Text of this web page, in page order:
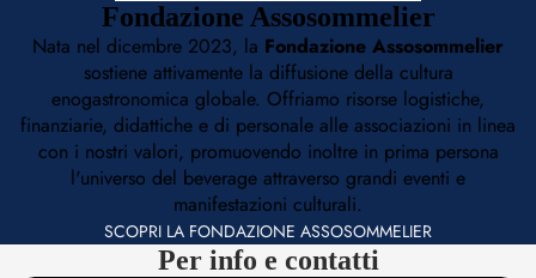
Fondazione Assosommelier
Nata nel dicembre 2023, la Fondazione Assosommelier
sostiene attivamente la diffusione della cultura
enogastronomica globale. Offriamo risorse logistiche,
finanziarie, didattiche e di personale alle associazioni in linea
con i nostri valori, promuovendo inoltre in prima persona
l'universo del beverage attraverso grandi eventi e
manifestazioni culturali.
SCOPRI LA FONDAZIONE ASSOSOMMELIER
Per info e contatti